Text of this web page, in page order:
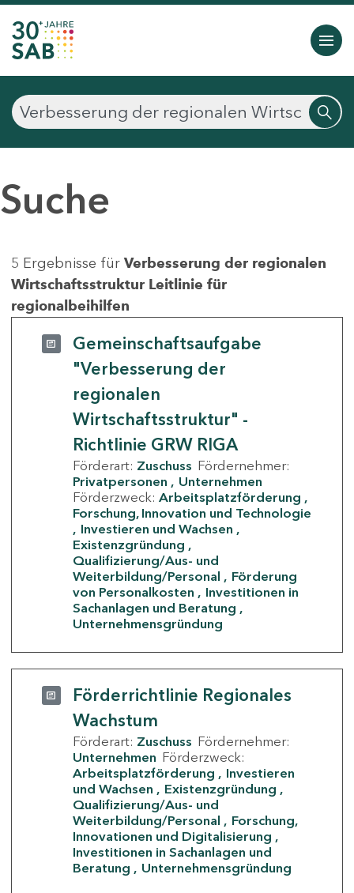
Suche
5 Ergebnisse für Verbesserung der regionalen
Wirtschaftsstruktur Leitlinie für
regionalbeihilfen
Gemeinschaftsaufgabe
"Verbesserung der
regionalen
Wirtschaftsstruktur" -
Richtlinie GRW RIGA
Förderart: Zuschuss Fördernehmer:
Privatpersonen
Unternehmen
Förderzweck: Arbeitsplatzförderung
Forschung, Innovation und Technologie
Investieren und Wachsen
Existenzgründung
Qualifizierung/Aus- und
Weiterbildung/Personal
Förderung
von Personalkosten
Investitionen in
Sachanlagen und Beratung
Unternehmensgründung
Förderrichtlinie Regionales
Wachstum
Förderart: Zuschuss Fördernehmer:
Unternehmen Förderzweck:
Arbeitsplatzförderung
Investieren
und Wachsen
Existenzgründung
Qualifizierung/Aus- und
Weiterbildung/Personal
Forschung,
Innovationen und Digitalisierung
Investitionen in Sachanlagen und
Beratung
Unternehmensgründung